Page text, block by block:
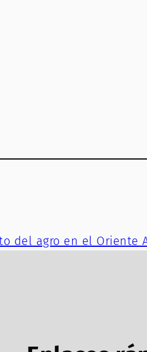
del agro en el Oriente